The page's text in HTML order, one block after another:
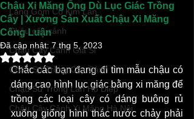
Làng Gốm Cổ Kim Lan
Chậu cây cảnh
Chậu Cây Cảnh Giá Sỉ
Chậu Sứ Trồng Cây Cảnh
Chậu Sứ Trồng Lan Hồ Điệp
Chậu Cây Cảnh Xi Măng Hà Nội
Chậu Xi Măng Ống Dù Lục Giác Trồng
Cây | Xưởng Sản Xuất Chậu Xi Măng
Công Luận
Đã cập nhật: 7 thg 5, 2023
Đã xếp hạng NaN/5 sao.
Chắc các bạn đang đi tìm mẫu chậu có
dáng cao hình lục giác bằng xi măng để
trồng các loại cây có dáng buông rủ
xuống giống hình thác nước chảy phải